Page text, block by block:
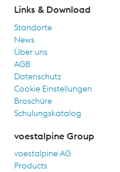
Links & Download
Standorte
News
Über uns
AGB
Datenschutz
Cookie Einstellungen
Broschüre
Schulungskatalog
voestalpine Group
voestalpine AG
Products